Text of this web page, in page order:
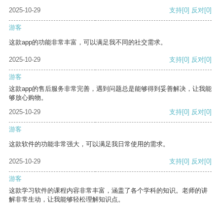
2025-10-29 支持[0] 反对[0]
游客
这款app的功能非常丰富，可以满足我不同的社交需求。
2025-10-29 支持[0] 反对[0]
游客
这款app的售后服务非常完善，遇到问题总是能够得到妥善解决，让我能
够放心购物。
2025-10-29
支持[0] 反对[0]
游客
这款软件的功能非常强大，可以满足我日常使用的需求。
2025-10-29 支持[0] 反对[0]
游客
这款学习软件的课程内容非常丰富，涵盖了各个学科的知识。老师的讲
解非常生动，让我能够轻松理解知识点。